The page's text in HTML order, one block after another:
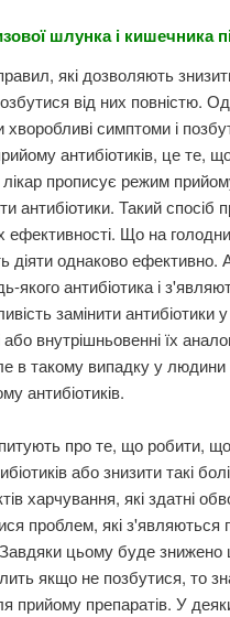
шлунка і кишечника
які дозволяють
від них повністю.
хворобливі симптоми і
антибіотиків, це те,
прописує режим
антибіотики. Такий спосіб
ефективності. Що на
діяти однаково
якого антибіотика і
замінити антибіотики
внутрішньовенні їх
в такому випадку у людини
антибіотиків.
про те, що робити,
або знизити такі
харчування, які здатні
проблем, які з'являються
цьому буде знижено
якщо не позбутися, то
прийому препаратів. У